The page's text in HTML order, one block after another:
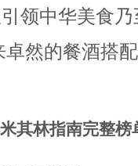
领中华美食
然的餐酒搭
其林指南完整榜